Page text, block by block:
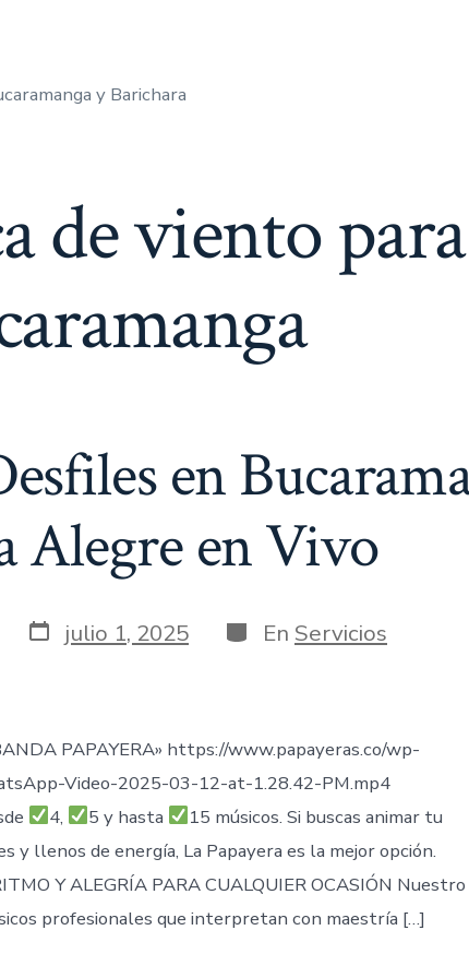
y Barichara
de viento
en
Alegre en Vivo
Fecha
de
julio 1, 2025 Categorías
En Servicios
PAPAYERA» https://www.papayeras.co/wp-
Video-2025-03-12-at-1.28.42-PM.mp4
4, 5 y hasta
15 músicos. Si buscas animar tu
y llenos de energía, La Papayera es la mejor opción.
Y ALEGRÍA PARA CUALQUIER OCASIÓN Nuestro
profesionales que interpretan con maestría […]